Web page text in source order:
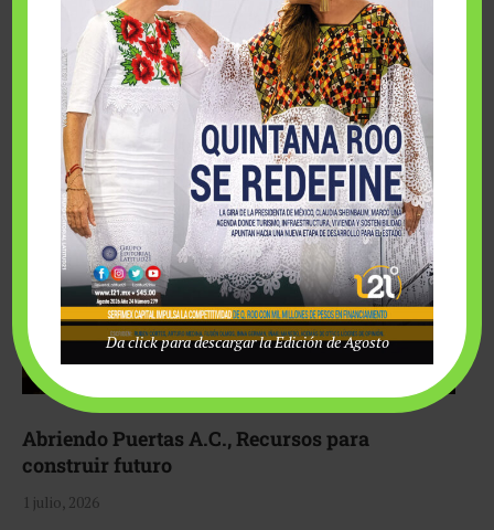
Fairmont Mayakoba y Make-A-Wish México unieron
esfuerzos para hacer realidad el deseo de una …
Abriendo Puertas A.C., Recursos para
construir futuro
1 julio, 2026
Da click para descargar la Edición de Agosto